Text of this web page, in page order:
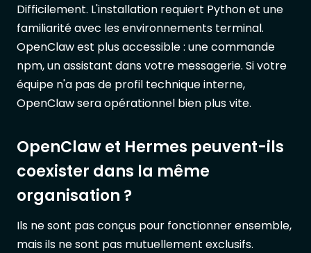
Difficilement. L'installation requiert Python et une
familiarité avec les environnements terminal.
OpenClaw est plus accessible : une commande
npm, un assistant dans votre messagerie. Si votre
équipe n'a pas de profil technique interne,
OpenClaw sera opérationnel bien plus vite.
OpenClaw et Hermes peuvent-ils
coexister dans la même
organisation ?
Ils ne sont pas conçus pour fonctionner ensemble,
mais ils ne sont pas mutuellement exclusifs.